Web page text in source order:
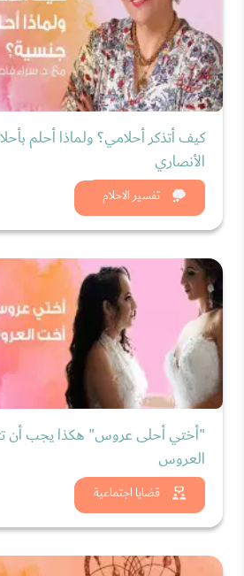
تفسير الاحلام
كيف أتذكر أحلامي؟ ولماذا أحلم
الأنصاري
شاهد الان
قضايا اجتماعية
"أختي أحلى عروس" هكذا يجب
العروس
شاهد الان